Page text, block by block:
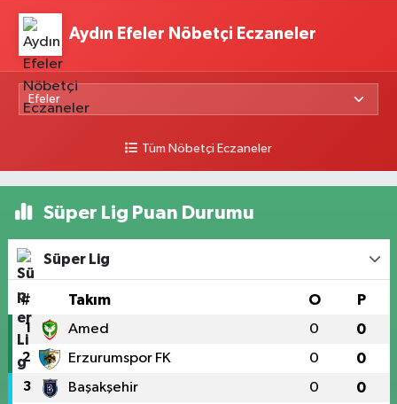
Aydın Efeler Nöbetçi Eczaneler
Tüm Nöbetçi Eczaneler
Süper Lig Puan Durumu
Süper Lig
# Takım O P
1 Amed 0 0
2 Erzurumspor FK 0 0
3 Başakşehir 0 0